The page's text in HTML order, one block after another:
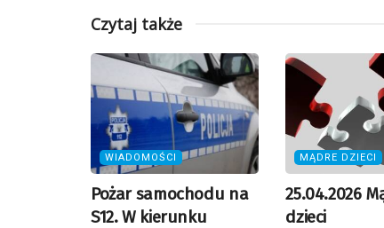
Czytaj także
WIADOMOŚCI
Pożar samochodu na
S12. W kierunku
MĄDRE DZIECI
25.04.2026
dzieci